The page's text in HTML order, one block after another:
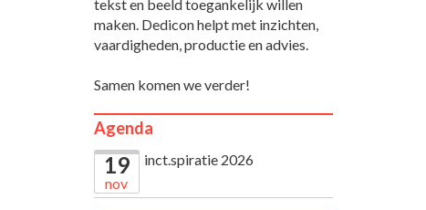
tekst en beeld toegankelijk willen
maken. Dedicon helpt met inzichten,
vaardigheden, productie en advies.
Samen komen we verder!
Agenda
19
nov
inct.spiratie 2026